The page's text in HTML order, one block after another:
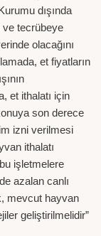
dışında
ve tecrübeye
olacağını
et fiyatların
et ithalatı için
son derece
izni verilmesi
ithalatı
işletmelere
azalan canlı
mevcut hayvan
geliştirilmelidir”